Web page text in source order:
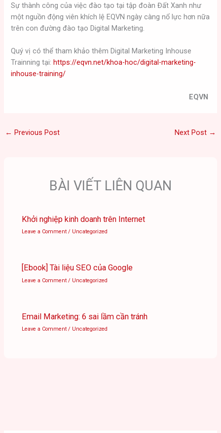
Sự thành công của việc đào tạo tại tập đoàn Đất Xanh như
một nguồn động viên khích lệ EQVN ngày càng nổ lực hơn nữa
trên con đường đào tạo Digital Marketing.
Quý vị có thể tham khảo thêm Digital Marketing Inhouse
Trainning tại:https://eqvn.net/khoa-hoc/digital-marketing-
inhouse-training/
EQVN
← Previous Post Next Post →
BÀI VIẾT LIÊN QUAN
Khởi nghiệp kinh doanh trên Internet
Leave a Comment / Uncategorized
[Ebook] Tài liệu SEO của Google
Leave a Comment / Uncategorized
Email Marketing: 6 sai lầm cần tránh
Leave a Comment / Uncategorized